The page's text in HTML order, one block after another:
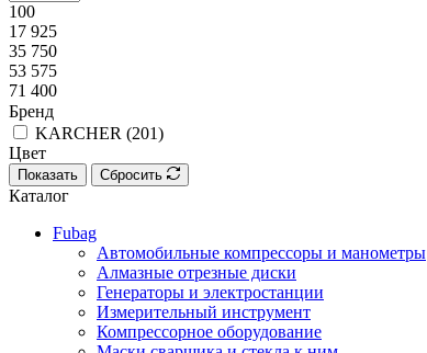
100
17 925
35 750
53 575
71 400
Бренд
KARCHER (201)
Цвет
Показать Сбросить
Каталог
Fubag
Автомобильные компрессоры и манометры
Алмазные отрезные диски
Генераторы и электростанции
Измерительный инструмент
Компрессорное оборудование